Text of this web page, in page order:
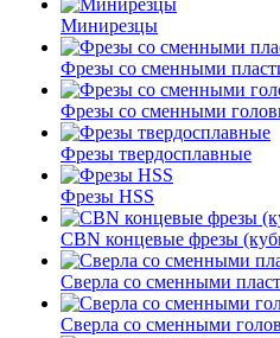
Минирезцы
Фрезы со сменными
Фрезы со сменными
Фрезы твердосплавные
Фрезы HSS
CBN концевые фрезы
Сверла со сменными
Сверла со сменными